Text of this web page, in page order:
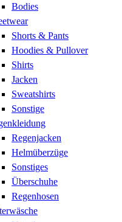
Bodies
Shorts & Pants
Hoodies & Pullover
Shirts
Jacken
Sweatshirts
Sonstige
Regenjacken
Helmüberzüge
Sonstiges
Überschuhe
Regenhosen